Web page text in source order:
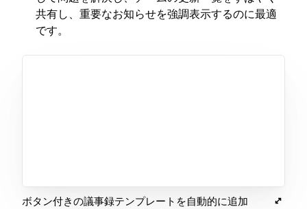
共有し、重要なお知らせを強調表示するのに最適
です。
ボタン付きの議事録テンプレートを自動的に追加